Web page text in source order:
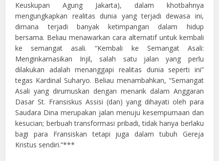
Keuskupan Agung Jakarta), dalam khotbahnya
mengungkapkan realitas dunia yang terjadi dewasa ini,
dimana terjadi banyak ketimpangan dalam hidup
bersama. Beliau menawarkan cara alternatif untuk kembali
ke semangat asali. “Kembali ke Semangat Asali:
Menginkarnasikan Injil, salah satu jalan yang perlu
dilakukan adalah menanggapi realitas dunia seperti ini”
tegas Kardinal Suharyo. Beliau menambahkan, “Semangat
Asali yang dirumuskan dengan menarik dalam Anggaran
Dasar St. Fransiskus Assisi (dan) yang dihayati oleh para
Saudara Dina merupakan jalan menuju kesempurnaan dan
kesucian; berbuah transformasi pribadi, tidak hanya berlaku
bagi para Fransiskan tetapi juga dalam tubuh Gereja
Kristus sendiri.”***